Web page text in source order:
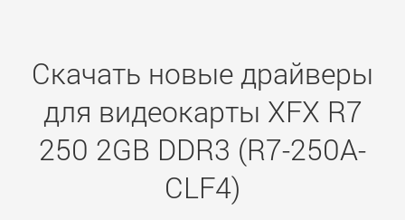
Скачать новые драйверы
для видеокарты XFX R7
250 2GB DDR3 (R7-250A-
CLF4)